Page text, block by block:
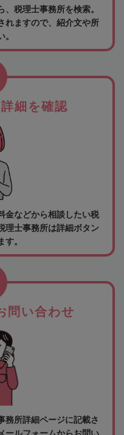
税理士事務所を検索。
れますので、紹介文や所
細を確認
金などから相談したい税
理士事務所は詳細ボタン
。
問い合わせ
務所詳細ページに記載さ